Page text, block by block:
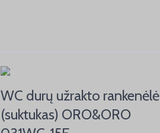
WC durų užrakto rankenėlė
(suktukas) ORO&ORO